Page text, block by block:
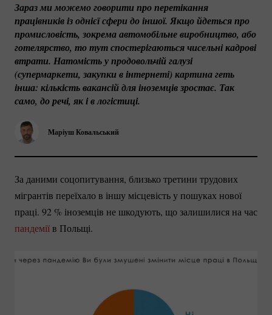
Маріуш Ковальський
Зараз ми можемо говорити про перетікання
працівників із однієї сфери до іншої. Якщо йдеться про
промисловість, зокрема автомобільне виробництво, або
готелярство, то тут спостерігаються чисельні кадрові
втрати. Натомість у продовольчій галузі
(супермаркети, закупки в інтернеті) картина геть
інша: кількість вакансій для іноземців зростає. Так
само, до речі, як і в логістиці.
За даними соцопитування, близько третини трудових
мігрантів переїхало в іншу місцевість у пошуках нової
праці. 92 % іноземців не шкодують, що залишилися на час
пандеміїв Польщі.